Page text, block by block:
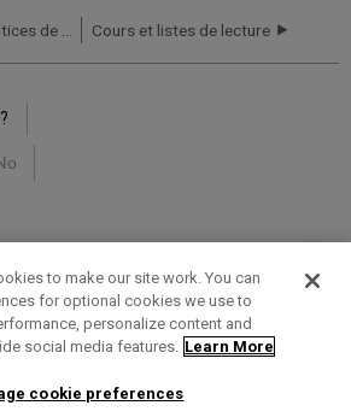
Cours et listes de lecture
Contact Us
to make our site work. You can
for optional cookies we use to
personalize content and
social media features. Learn More
cookie preferences